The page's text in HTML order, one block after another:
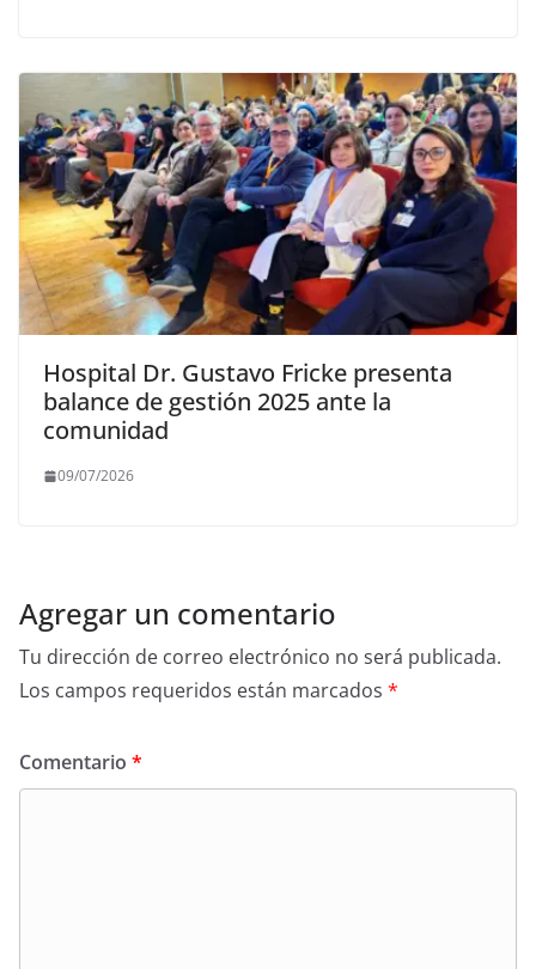
Hospital Dr. Gustavo Fricke presenta
balance de gestión 2025 ante la
comunidad
09/07/2026
Agregar un comentario
Tu dirección de correo electrónico no será publicada.
Los campos requeridos están marcados *
Comentario *